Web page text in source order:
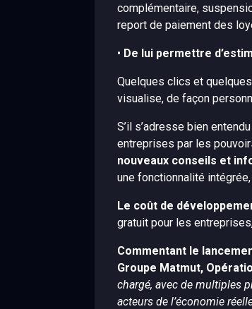
complémentaire,
report de paiement des
• De lui permettre
Quelques clics et
visualise, de façon
S’il s’adresse bien
entreprises par les
nouveaux conseils et
une fonctionnalité
Le coût de
gratuit pour les
Commentant le
Groupe Matmut,
chargé, avec de multiples
acteurs de l’économie